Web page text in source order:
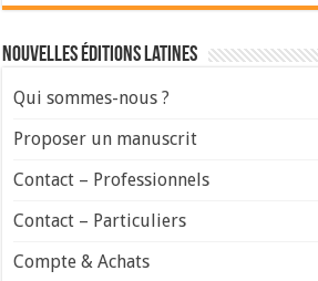
Nouvelles Éditions Latines
Qui sommes-nous ?
Proposer un manuscrit
Contact – Professionnels
Contact – Particuliers
Compte & Achats